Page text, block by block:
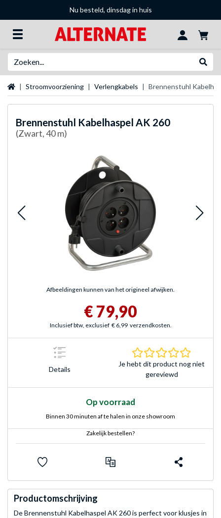
Nu besteld, dinsdag in huis
StartpaginaStroomvoorziening Verlengkabels Brennenstuhl
Brennenstuhl Kabelhaspel AK 260
(Zwart, 40 m)
Afbeeldingen kunnen van het origineel afwijken.
€ 79,90
Inclusief btw, exclusief € 6,99 verzendkosten.
Details
Je hebt dit product nog niet
gereviewd
Op voorraad
Binnen 30 minuten af te halen in onze showroom
Zakelijk bestellen?
Productomschrijving
De Brennenstuhl Kabelhaspel AK 260 is perfect voor klusjes in